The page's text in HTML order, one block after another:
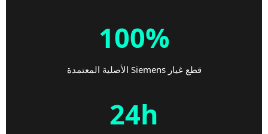
100%
قطع غيار Siemens الأصلية المعتمدة
24h